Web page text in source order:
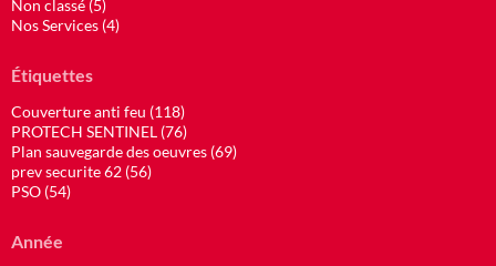
Non classé (5)
Nos Services (4)
Étiquettes
Couverture anti feu (118)
PROTECH SENTINEL (76)
Plan sauvegarde des oeuvres (69)
prev securite 62 (56)
PSO (54)
Année